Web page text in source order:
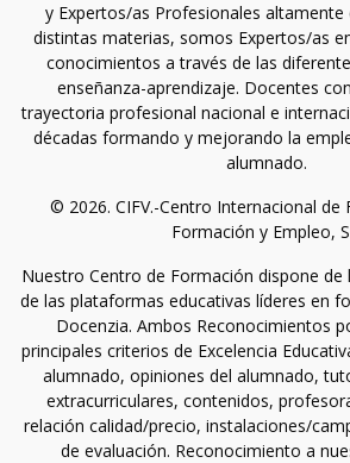
y Expertos/as Profesionales altamente
distintas materias, somos Expertos/as
conocimientos a través de las
enseñanza-aprendizaje. Docentes
trayectoria profesional nacional e
décadas formando y mejorando la
alumnado.
© 2026. CIFV.-Centro Internacional de
Formación y Empleo,
Nuestro Centro de Formación dispone de
de las plataformas educativas líderes en
Docenzia. Ambos Reconocimientos
principales criterios de Excelencia
alumnado, opiniones del alumnado,
extracurriculares, contenidos,
relación calidad/precio, instalaciones/
de evaluación. Reconocimiento a